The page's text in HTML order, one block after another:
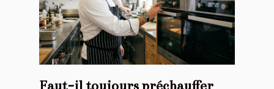
Faut-il toujours préchauffer